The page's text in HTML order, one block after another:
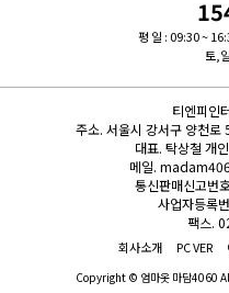
평 일 : 09:30 ~
토,
티엔피인
주소. 서울시 강서구 양천
대표. 탁상철 개
메일.
통신판매신고번
사업자등록
팩스.
회사소개 PC VER
Copyright © 엄마옷 마담4060